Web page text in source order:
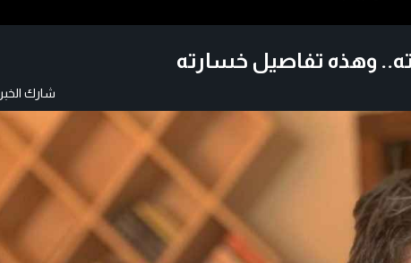
وهذه تفاصيل خسارته
شارك الخبر